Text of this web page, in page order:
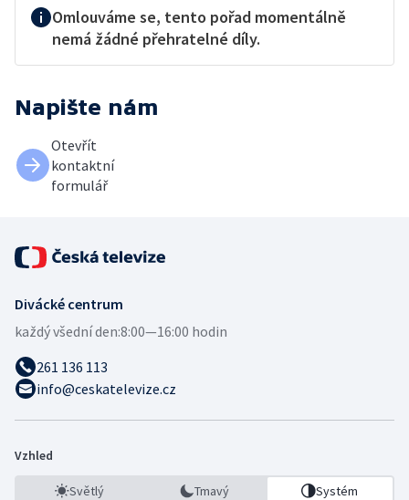
Omlouváme se, tento pořad momentálně
nemá žádné přehratelné díly.
Napište nám
Otevřít
kontaktní
formulář
Divácké centrum
každý všední den:8:00—16:00 hodin
261 136 113
info@ceskatelevize.cz
Vzhled
Světlý Tmavý Systém